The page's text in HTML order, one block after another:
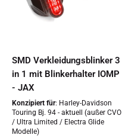
SMD Verkleidungsblinker 3
in 1 mit Blinkerhalter IOMP
- JAX
Konzipiert für: Harley-Davidson
Touring Bj. 94 - aktuell (außer CVO
/ Ultra Limited / Electra Glide
Modelle)